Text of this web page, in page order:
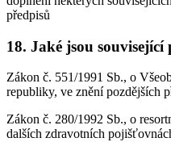
předpisů
18. Jaké jsou související
Zákon č. 551/1991 Sb., o
republiky, ve znění pozdějších
Zákon č. 280/1992 Sb., o
dalších zdravotních